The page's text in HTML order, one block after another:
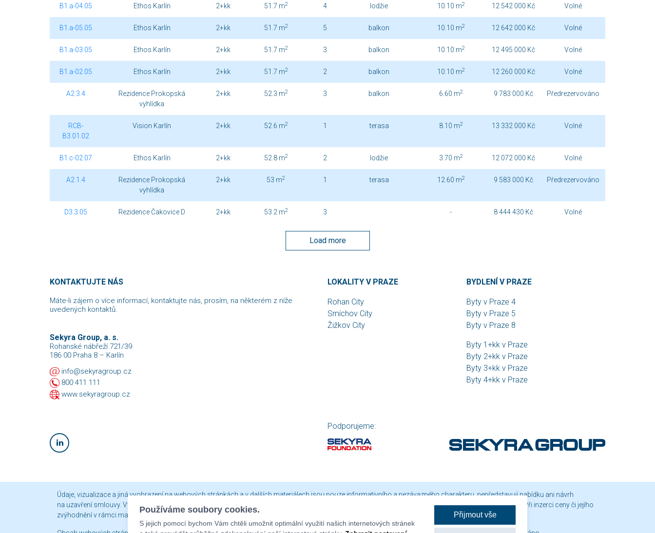
B1.a-04.05 Ethos Karlín 2+kk 51.7 m2 4 lodžie 10.10 m2 12 542 000 Kč Volné
B1.a-05.05 Ethos Karlín 2+kk 51.7 m2 5 balkon 10.10 m2 12 642 000 Kč Volné
B1.a-03.05 Ethos Karlín 2+kk 51.7 m2 3 balkon 10.10 m2 12 495 000 Kč Volné
B1.a-02.05 Ethos Karlín 2+kk 51.7 m2 2 balkon 10.10 m2 12 260 000 Kč Volné
A2.3.4
Rezidence Prokopská
vyhlídka
2+kk 52.3 m2 3 balkon 6.60 m2 9 783 000 Kč Předrezervováno
RCB-
B3.01.02
Vision Karlín 2+kk 52.6 m2 1 terasa 8.10 m2 13 332 000 Kč Volné
B1.c-02.07 Ethos Karlín 2+kk 52.8 m2 2 lodžie 3.70 m2 12 072 000 Kč Volné
A2.1.4
Rezidence Prokopská
vyhlídka
2+kk 53 m2 1 terasa 12.60 m2 9 583 000 Kč Předrezervováno
D3.3.05 Rezidence Čakovice D 2+kk 53.2 m2 3 - 8 444 430 Kč Volné
Load more
KONTAKTUJTE NÁS
Máte-li zájem o více informací, kontaktujte nás, prosím, na některém z níže
uvedených kontaktů.
Sekyra Group, a. s.
Rohanské nábřeží 721/39
186 00 Praha 8 – Karlín
info@sekyragroup.cz
800 411 111
www.sekyragroup.cz
LOKALITY V PRAZE
Rohan City
Smíchov City
Žižkov City
BYDLENÍ V PRAZE
Byty v Praze 4
Byty v Praze 5
Byty v Praze 8
Byty 1+kk v Praze
Byty 2+kk v Praze
Byty 3+kk v Praze
Byty 4+kk v Praze
Podporujeme:
Údaje, vizualizace a jiná vyobrazení na webových stránkách a v dalších materiálech jsou pouze informativního a nezávazného charakteru, nepředstavují nabídku ani návrh
na uzavření smlouvy. Vyhrazujeme si právo jejich změny. Aktuální a závazné údaje či smluvní podmínky Vám na vyžádání poskytneme v sídle společnosti. Při inzerci ceny či jejího
zvýhodnění v rámci marketingové akce platí, že tato je platná vždy jen do vyprodání zásob nebo do ukončení akce.
Používáme soubory cookies.
S jejich pomocí bychom Vám chtěli umožnit optimální využití našich internetových stránek
Přijmout vše